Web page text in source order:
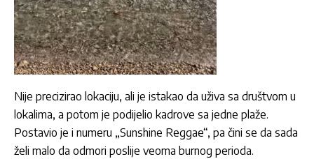
Nije precizirao lokaciju, ali je istakao da uživa sa društvom u
lokalima, a potom je podijelio kadrove sa jedne plaže.
Postavio je i numeru „Sunshine Reggae“, pa čini se da sada
želi malo da odmori poslije veoma burnog perioda.